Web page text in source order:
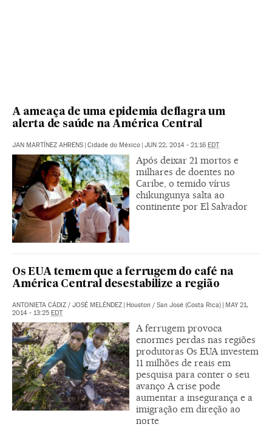
A ameaça de uma epidemia deflagra um
alerta de saúde na América Central
JAN MARTÍNEZ AHRENS | Cidade do México | JUN 22, 2014 - 21:16 EDT
Após deixar 21 mortos e
milhares de doentes no
Caribe, o temido vírus
chikungunya salta ao
continente por El Salvador
Os EUA temem que a ferrugem do café na
América Central desestabilize a região
ANTONIETA CÁDIZ / JOSÉ MELÉNDEZ | Houston / San José (Costa Rica) | MAY 21,
2014 - 13:25 EDT
A ferrugem provoca
enormes perdas nas regiões
produtoras Os EUA investem
11 milhões de reais em
pesquisa para conter o seu
avanço A crise pode
aumentar a insegurança e a
imigração em direção ao
norte